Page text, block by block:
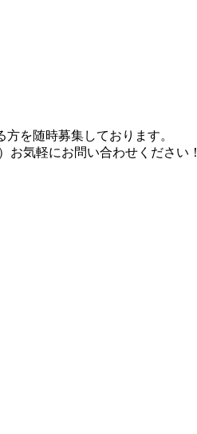
を随時募集しております。
お気軽にお問い合わせください！